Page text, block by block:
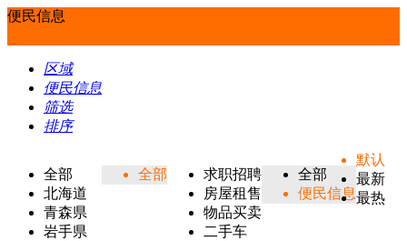
便民信息
区域
便民信息
筛选
排序
全部
北海道
青森県
岩手県
全部
求职招聘
房屋租售
物品买卖
二手车
全部
便民信息
默认
最新
最热